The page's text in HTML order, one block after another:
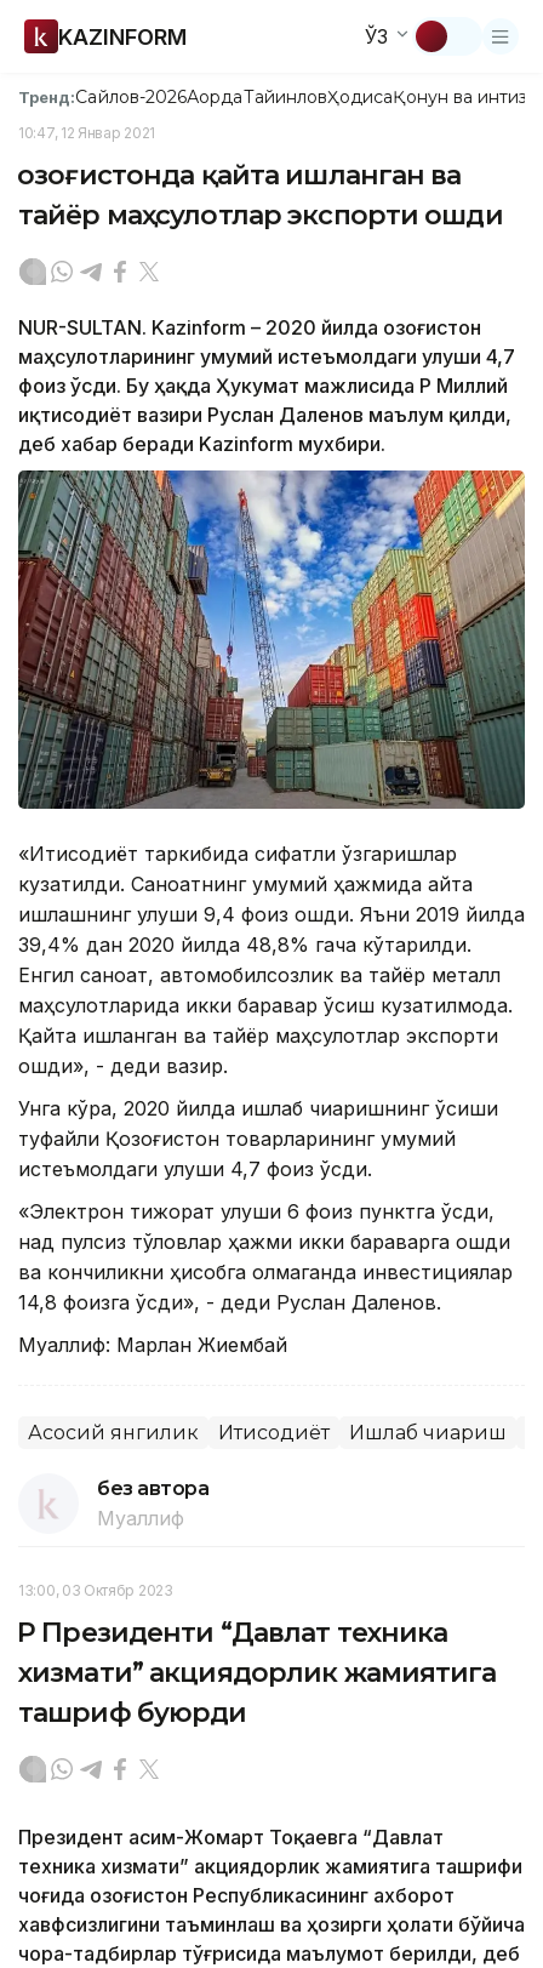
KAZINFORM ЎЗ
Тренд:Сайлов-2026АқордаТайинловҲодисаҚонун ва
10:47, 12 Январ 2021
Қозоғистонда қайта ишланган ва
тайёр маҳсулотлар экспорти ошди
NUR-SULTAN. Kazinform – 2020 йилда Қозоғистон
маҳсулотларининг умумий истеъмолдаги улуши 4,7
фоиз ўсди. Бу ҳақда Ҳукумат мажлисида ҚР Миллий
иқтисодиёт вазири Руслан Даленов маълум қилди,
деб хабар беради Kazinform мухбири.
«Иқтисодиёт таркибида сифатли ўзгаришлар
кузатилди. Саноатнинг умумий ҳажмида қайта
ишлашнинг улуши 9,4 фоиз ошди. Яъни 2019 йилда
39,4% дан 2020 йилда 48,8% гача кўтарилди.
Енгил саноат, автомобилсозлик ва тайёр металл
маҳсулотларида икки баравар ўсиш кузатилмоқда.
Қайта ишланган ва тайёр маҳсулотлар экспорти
ошди», - деди вазир.
Унга кўра, 2020 йилда ишлаб чиқаришнинг ўсиши
туфайли Қозоғистон товарларининг умумий
истеъмолдаги улуши 4,7 фоиз ўсди.
«Электрон тижорат улуши 6 фоиз пунктга ўсди,
нақд пулсиз тўловлар ҳажми икки бараварга ошди
ва кончиликни ҳисобга олмаганда инвестициялар
14,8 фоизга ўсди», - деди Руслан Даленов.
Муаллиф: Марлан Жиембай
Асосий янгилик Иқтисодиёт Ишлаб чиқариш
без автора
Муаллиф
13:00, 03 Октябр 2023
ҚР Президенти “Давлат техника
хизмати” акциядорлик жамиятига
ташриф буюрди
Президент Қасим-Жомарт Тоқаевга “Давлат
техника хизмати” акциядорлик жамиятига ташрифи
чоғида Қозоғистон Республикасининг ахборот
хавфсизлигини таъминлаш ва ҳозирги ҳолати бўйича
чора-тадбирлар тўғрисида маълумот берилди, деб